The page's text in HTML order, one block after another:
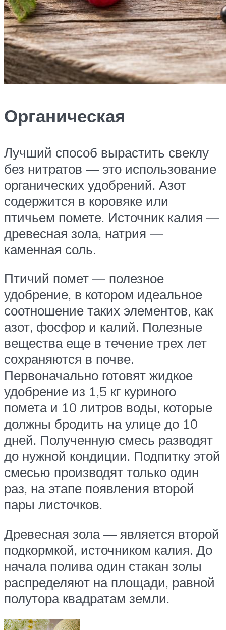
Органическая
Лучший способ вырастить свеклу
без нитратов — это использование
органических удобрений. Азот
содержится в коровяке или
птичьем помете. Источник калия —
древесная зола, натрия —
каменная соль.
Птичий помет — полезное
удобрение, в котором идеальное
соотношение таких элементов, как
азот, фосфор и калий. Полезные
вещества еще в течение трех лет
сохраняются в почве.
Первоначально готовят жидкое
удобрение из 1,5 кг куриного
помета и 10 литров воды, которые
должны бродить на улице до 10
дней. Полученную смесь разводят
до нужной кондиции. Подпитку этой
смесью производят только один
раз, на этапе появления второй
пары листочков.
Древесная зола — является второй
подкормкой, источником калия. До
начала полива один стакан золы
распределяют на площади, равной
полутора квадратам земли.